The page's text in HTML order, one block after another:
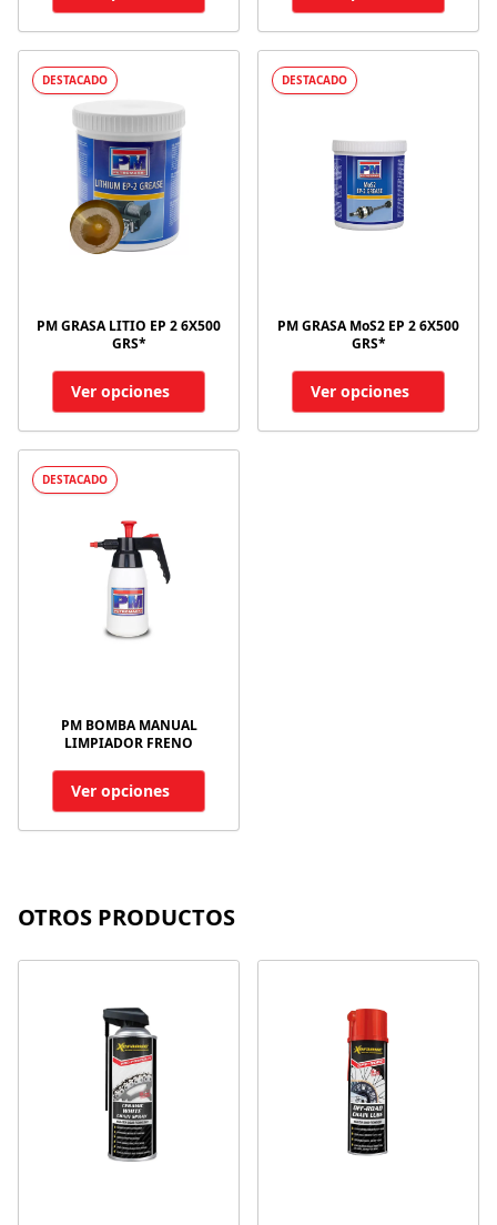
DESTACADO
PM GRASA LITIO EP 2 6X500
GRS*
Ver opciones
DESTACADO
PM GRASA MoS2 EP 2 6X500
GRS*
Ver opciones
DESTACADO
PM BOMBA MANUAL
LIMPIADOR FRENO
Ver opciones
OTROS PRODUCTOS